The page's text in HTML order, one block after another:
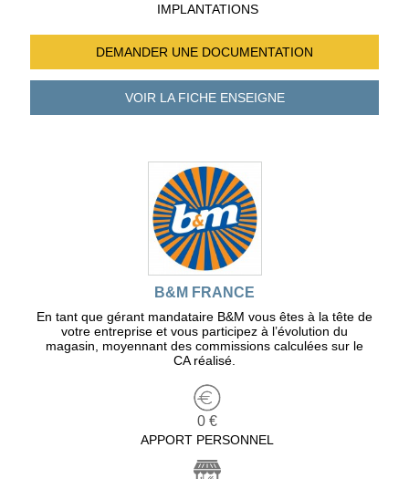
IMPLANTATIONS
DEMANDER UNE DOCUMENTATION
VOIR LA FICHEENSEIGNE
B&M FRANCE
En tant que gérant mandataire B&M vous êtes à la tête de
votre entreprise et vous participez à l’évolution du
magasin, moyennant des commissions calculées sur le
CA réalisé.
0 €
APPORT PERSONNEL